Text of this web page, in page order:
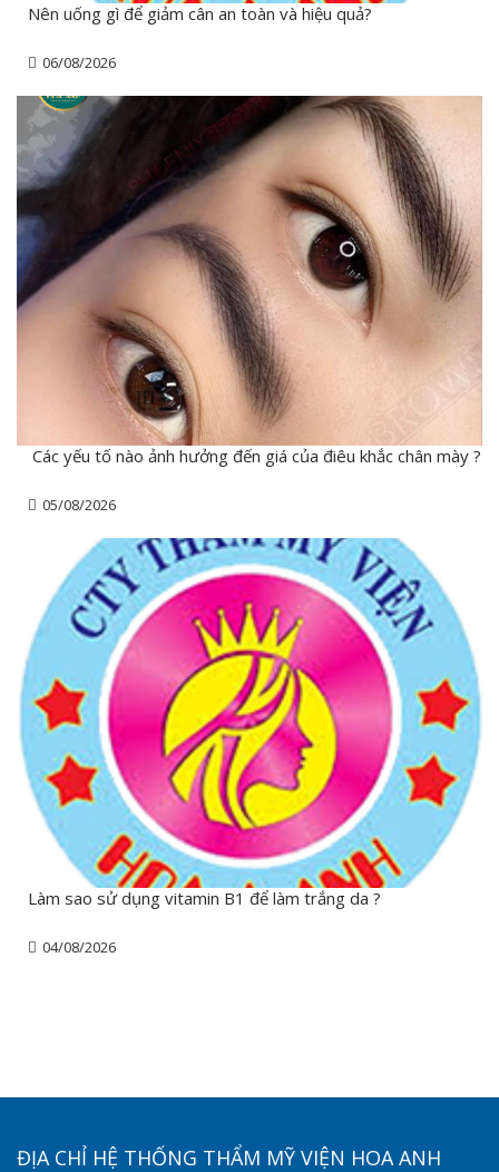
Nên uống gì để giảm cân an toàn và hiệu quả?
06/08/2026
Các yếu tố nào ảnh hưởng đến giá của điêu khắc chân mày ?
05/08/2026
Làm sao sử dụng vitamin B1 để làm trắng da ?
04/08/2026
ĐỊA CHỈ HỆ THỐNG THẨM MỸ VIỆN HOA ANH